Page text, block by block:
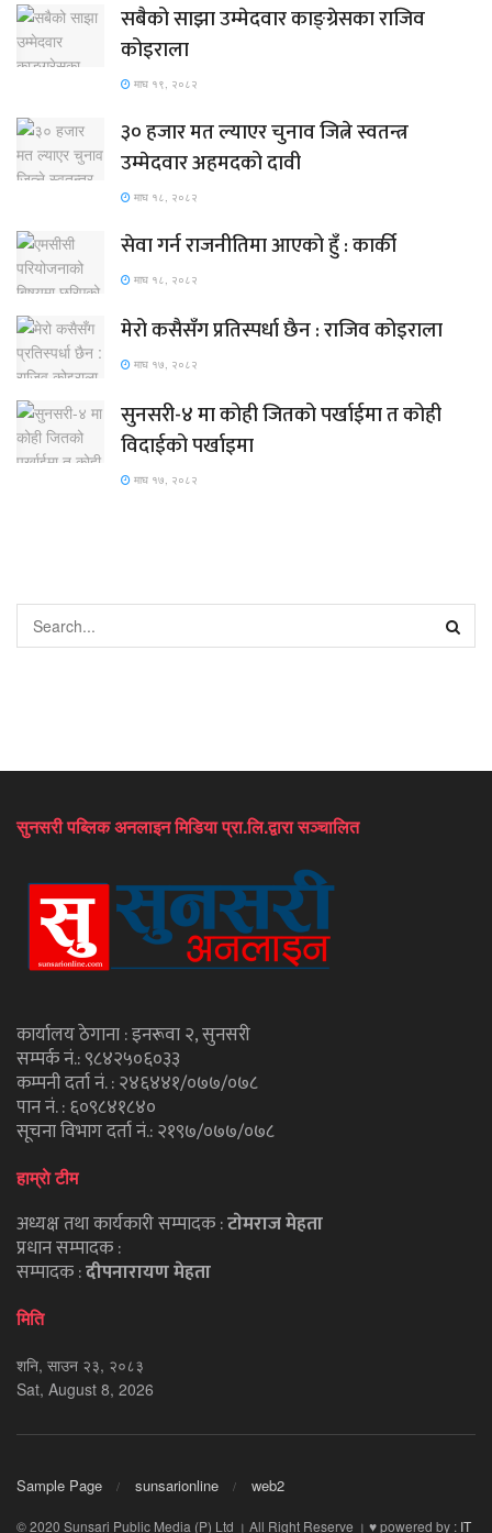
सबैको साझा उम्मेदवार काङ्ग्रेसका राजिव
कोइराला
माघ १९, २०८२
३० हजार मत ल्याएर चुनाव जित्ने स्वतन्त्र
उम्मेदवार अहमदको दावी
माघ १८, २०८२
सेवा गर्न राजनीतिमा आएको हुँ : कार्की
माघ १८, २०८२
मेरो कसैसँग प्रतिस्पर्धा छैन : राजिव कोइराला
माघ १७, २०८२
सुनसरी-४ मा कोही जितको पर्खाईमा त कोही
विदाईको पर्खाइमा
माघ १७, २०८२
सुनसरी पब्लिक अनलाइन मिडिया प्रा.लि.द्वारा सञ्चालित
कार्यालय ठेगाना : इनरूवा २, सुनसरी
सम्पर्क नं.: ९८४२५०६०३३
कम्पनी दर्ता नं. : २४६४४१/०७७/०७८
पान नं. : ६०९८४१८४०
सूचना विभाग दर्ता नं.: २१९७/०७७/०७८
हाम्राे टीम
अध्यक्ष तथा कार्यकारी सम्पादक :टाेमराज मेहता
प्रधान सम्पादक :
सम्पादक :दीपनारायण मेहता
मिति
शनि, साउन २३, २०८३
Sat, August 8, 2026
Sample Page sunsarionline web2
© 2020 Sunsari Public Media (P) Ltd । All Right Reserve । ♥ powered by : IT